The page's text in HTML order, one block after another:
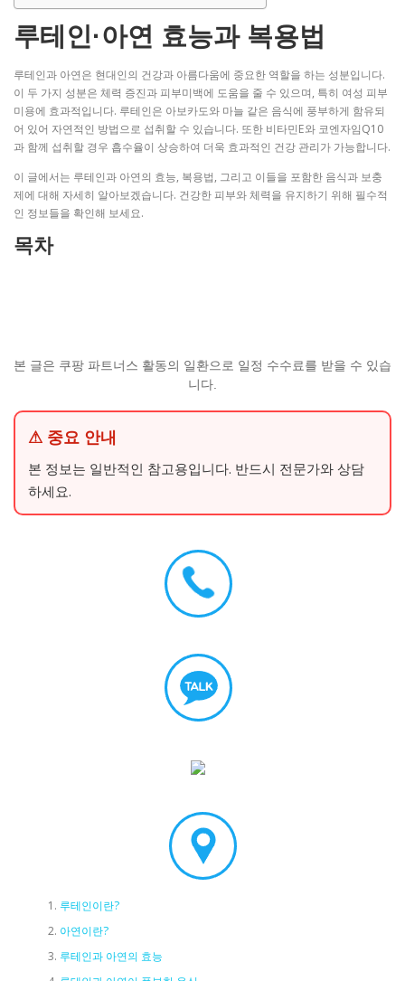
루테인·아연 효능과 복용법
루테인과 아연은 현대인의 건강과 아름다움에 중요한 역할을 하는 성분입니다.
이 두 가지 성분은 체력 증진과 피부미백에 도움을 줄 수 있으며, 특히 여성 피부
미용에 효과적입니다. 루테인은 아보카도와 마늘 같은 음식에 풍부하게 함유되
어 있어 자연적인 방법으로 섭취할 수 있습니다. 또한 비타민E와 코엔자임Q10
과 함께 섭취할 경우 흡수율이 상승하여 더욱 효과적인 건강 관리가 가능합니다.
이 글에서는 루테인과 아연의 효능, 복용법, 그리고 이들을 포함한 음식과 보충
제에 대해 자세히 알아보겠습니다. 건강한 피부와 체력을 유지하기 위해 필수적
인 정보들을 확인해 보세요.
목차
본 글은 쿠팡 파트너스 활동의 일환으로 일정 수수료를 받을 수 있습
니다.
⚠ 중요 안내
본 정보는 일반적인 참고용입니다. 반드시 전문가와 상담
하세요.
루테인이란?
아연이란?
루테인과 아연의 효능